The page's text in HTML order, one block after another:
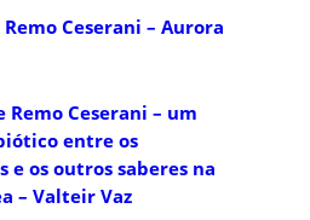
Ceserani – Aurora
Ceserani – um
entre os
os outros saberes na
– Valteir Vaz